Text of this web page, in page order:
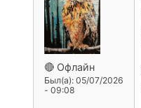
🔴 Офлайн
Был(а): 05/07/2026
- 09:08